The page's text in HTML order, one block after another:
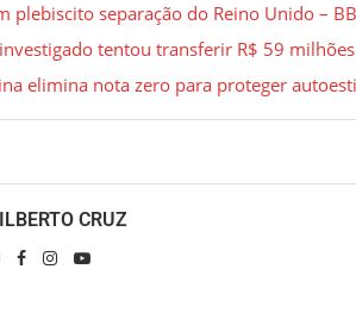
plebiscito separação do Reino Unido –
tentou transferir R$ 59
elimina nota zero para proteger
CRUZ